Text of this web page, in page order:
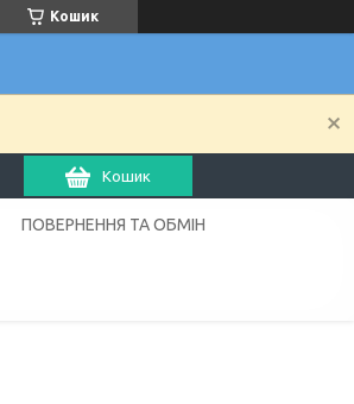
Кошик
Кошик
ПОВЕРНЕННЯ ТА ОБМІН